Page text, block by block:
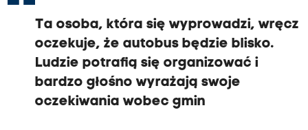
Ta osoba, która się wyprowadzi, wręcz
oczekuje, że autobus będzie blisko.
Ludzie potrafią się organizować i
bardzo głośno wyrażają swoje
oczekiwania wobec gmin